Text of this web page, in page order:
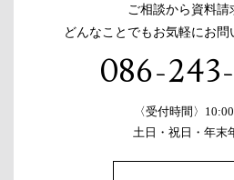
ご相談から資料請
どんなことでもお気軽にお問
086-
〈受付時間〉
土日・祝日・年末